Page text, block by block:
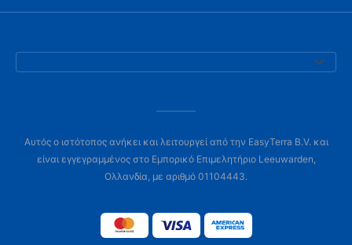
Αυτός ο ιστότοπος ανήκει και λειτουργεί από την EasyTerra B.V. και
είναι εγγεγραμμένος στο Εμπορικό Επιμελητήριο Leeuwarden,
Ολλανδία, με αριθμό 01104443.